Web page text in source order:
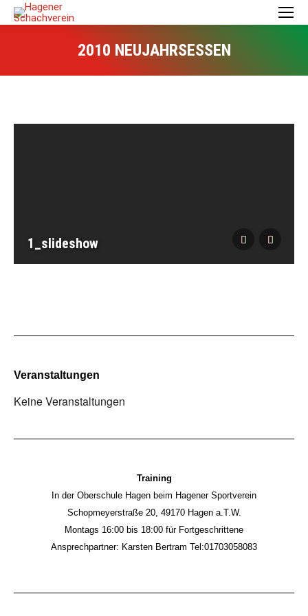
2010 NEUJAHRSESSEN
1_slideshow
Veranstaltungen
Keine Veranstaltungen
Training
In der Oberschule Hagen beim Hagener Sportverein
Schopmeyerstraße 20, 49170 Hagen a.T.W.
Montags 16:00 bis 18:00 für Fortgeschrittene
Ansprechpartner: Karsten Bertram Tel:01703058083